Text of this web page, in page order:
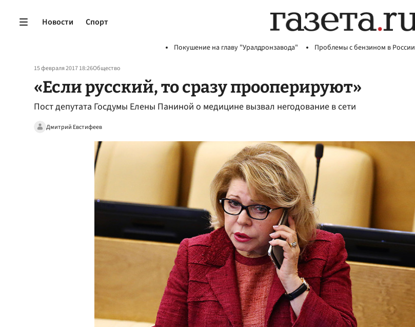
Новости Спорт
Покушение на главу "Уралдронзавода" Проблемы с бензином в России
15 февраля 2017 18:26Общество
«Если русский, то сразу прооперируют»
Пост депутата Госдумы Елены Паниной о медицине вызвал негодование в сети
Дмитрий Евстифеев